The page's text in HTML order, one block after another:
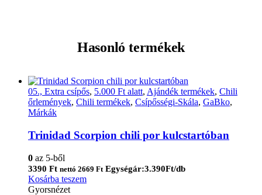
Hasonló termékek
05., Extra csípős, 5.000 Ft alatt, Ajándék termékek, Chili
őrlemények, Chili termékek, Csípősségi-Skála, GaBko,
Márkák
Trinidad Scorpion chili por kulcstartóban
0 az 5-ből
3390 Ft nettó 2669 Ft Egységár:3.390Ft/db
Kosárba teszem
Gyorsnézet